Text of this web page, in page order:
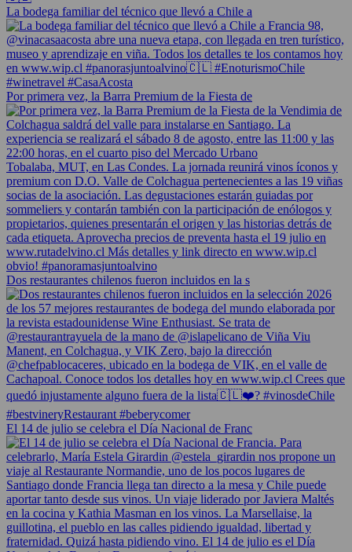
La bodega familiar del técnico que llevó a Chile a
Por primera vez, la Barra Premium de la Fiesta de
Dos restaurantes chilenos fueron incluidos en la s
El 14 de julio se celebra el Día Nacional de Franc